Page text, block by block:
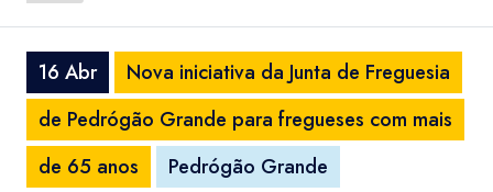
16 Abr
Nova iniciativa da Junta de Freguesia
de Pedrógão Grande para fregueses com mais
de 65 anos
Pedrógão Grande